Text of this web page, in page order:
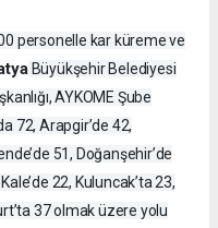
personelle kar küreme ve
Büyükşehir Belediyesi
AYKOME Şube
72, Arapgir’de 42,
51, Doğanşehir’de
22, Kuluncak’ta 23,
37 olmak üzere yolu